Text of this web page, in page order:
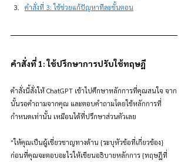
คำสั่งที่ 3: ใช้ช่วยแก้ปัญหาทีละขั้นตอน
คำสั่งที่ 1: ใช้ปรึกษาการปรับใช้ทฤษฎี
คำสั่งนี้สั่งให้ ChatGPT เข้าไปศึกษาหลักการที่คุณสนใจ จาก
นั้นรอคำถามจากคุณ และตอบคำถามโดยใช้หลักการที่
กำหนดเท่านั้น เหมือนได้ที่ปรึกษาส่วนตัวเลย
"ให้คุณเป็นผู้เชี่ยวชาญทางด้าน {ระบุหัวข้อที่เกี่ยวข้อง}
ก่อนที่คุณจะตอบอะไรให้เขียนอธิบายหลักการ {ทฤษฎีที่